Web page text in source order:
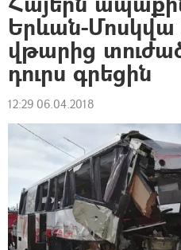
Երևան-Մոսկվա
վթարից
դուրս գրեցին
12:29 06.04.2018